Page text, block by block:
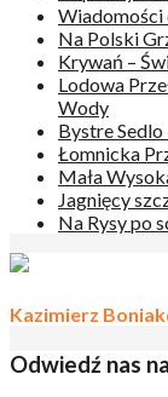
Wiadomości
Na Polski
Krywań –
Lodowa
Wody
Bystre
Łomnicka
Mała
Jagnięcy
Na Rysy po
Kazimierz
Odwiedź nas